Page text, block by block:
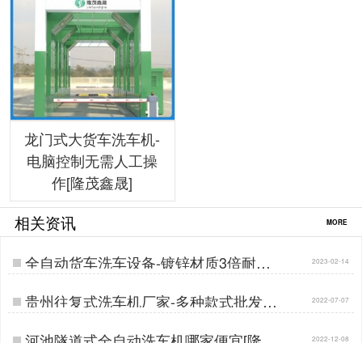
龙门式大货车洗车机-
电脑控制无需人工操
作[隆茂鑫晟]
相关资讯 MORE
全自动货车洗车设备-镀锌材质3倍耐腐
蚀[隆茂鑫晟]…
2023-02-14
贵州往复式洗车机厂家-多种款式批发价
[隆茂鑫晟]…
2022-07-07
2022-12-08